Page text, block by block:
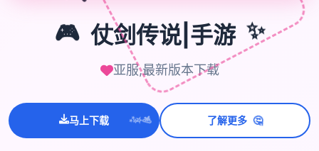
🎮 仗剑传说|手游 ✨
亚服,最新版本下载
马上下载 ✨⭐💫 了解更多 🤔